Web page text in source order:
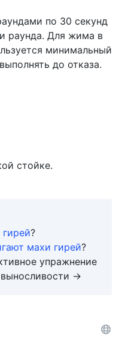
по 30 секунд
раунда. Для жима в
минимальный
до отказа.
стойке.
?
махи гирей?
упражнение
→